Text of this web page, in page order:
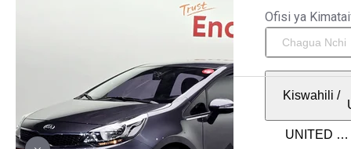
Ofisi ya
Kiswahili /